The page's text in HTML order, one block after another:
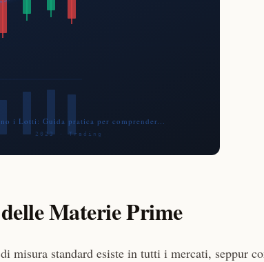
Materie Prime
misura standard esiste in tutti i mercati, seppur